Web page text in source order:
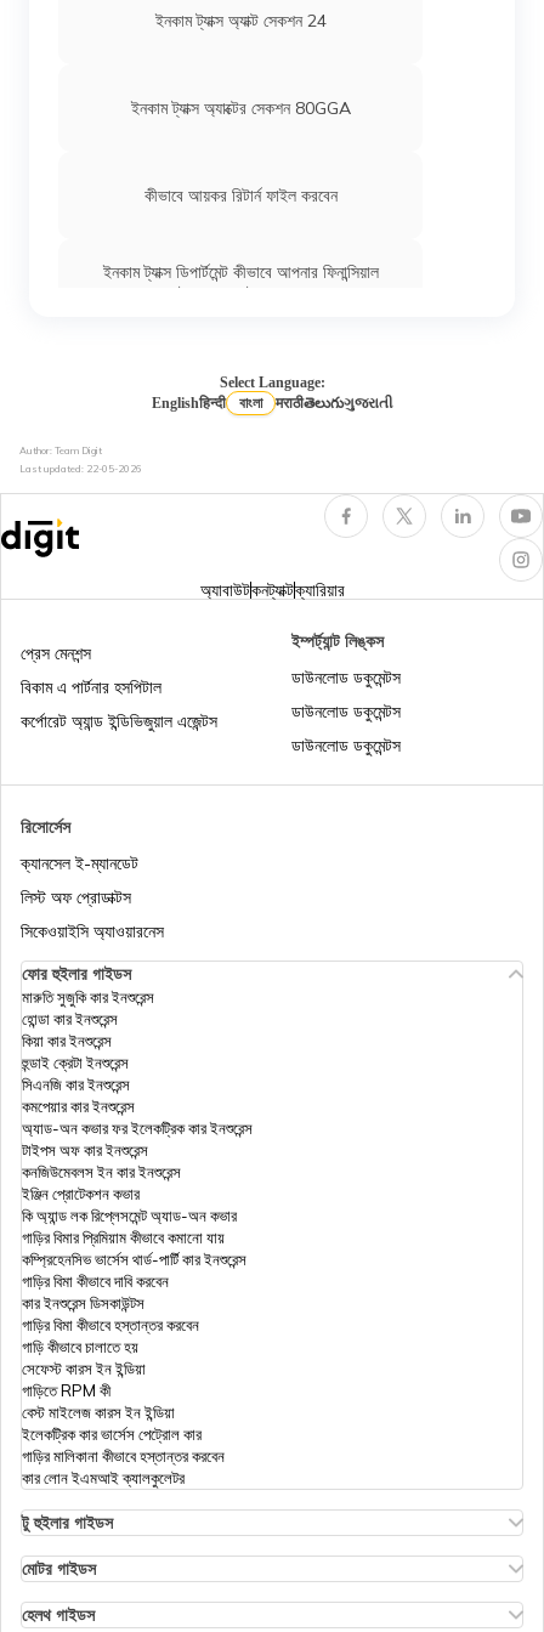
ইনকাম ট্যাক্স অ্যাক্ট সেকশন 24
ইনকাম ট্যাক্স অ্যাক্টের সেকশন 80GGA
কীভাবে আয়কর রিটার্ন ফাইল করবেন
ইনকাম ট্যাক্স ডিপার্টমেন্ট কীভাবে আপনার ফিনান্সিয়াল
ট্রান্সাকশনস ট্র্যাক করে
ইনকাম ট্যাক্স অ্যাক্টের সেকশন 44AD
এনআরআইদের জন্য ইনকাম ট্যাক্স
ইনকাম ট্যাক্স অ্যাক্টের 80DD
অনলাইনে কীভাবে আইটিআর ফাইল করবেন?
ইনকাম ট্যাক্স অ্যাক্টের সেকশন 154
ইনকাম ট্যাক্স অ্যাক্টের সেকশন 194J
টিডিএস (TDS)
ইনকাম ট্যাক্স অ্যাক্টের সেকশন 80TTA
ইনকাম ট্যাক্স অ্যাক্টের সেকশন 80CCG
Select Language:
Englishहिन्दी বাংলা मराठीతెలుగుગુજરાતી
Author: Team Digit
Last updated: 22-05-2026
অ্যাবাউটকনট্যাক্টক্যারিয়ার
রিসোর্সেস
ক্যানসেল ই-ম্যানডেট
লিস্ট অফ প্রোডাক্টস
সিকেওয়াইসি অ্যাওয়ারনেস
প্রেস মেনশন্স
বিকাম এ পার্টনার হসপিটাল
কর্পোরেট অ্যান্ড ইন্ডিভিজুয়াল এজেন্টস
ইম্পর্ট্যান্ট লিঙ্কস
ডাউনলোড ডকুমেন্টস
ডাউনলোড ডকুমেন্টস
ডাউনলোড ডকুমেন্টস
ফোর হুইলার গাইডস
মারুতি সুজুকি কার ইনশুরেন্স
হোন্ডা কার ইনশুরেন্স
কিয়া কার ইনশুরেন্স
হুন্ডাই ক্রেটা ইনশুরেন্স
সিএনজি কার ইনশুরেন্স
কমপেয়ার কার ইনশুরেন্স
অ্যাড-অন কভার ফর ইলেকট্রিক কার ইনশুরেন্স
টাইপস অফ কার ইনশুরেন্স
কনজিউমেবলস ইন কার ইনশুরেন্স
ইঞ্জিন প্রোটেকশন কভার
কি অ্যান্ড লক রিপ্লেসমেন্ট অ্যাড-অন কভার
গাড়ির বিমার প্রিমিয়াম কীভাবে কমানো যায়
কম্প্রিহেনসিভ ভার্সেস থার্ড-পার্টি কার ইনশুরেন্স
গাড়ির বিমা কীভাবে দাবি করবেন
কার ইনশুরেন্স ডিসকাউন্টস
গাড়ির বিমা কীভাবে হস্তান্তর করবেন
গাড়ি কীভাবে চালাতে হয়
সেফেস্ট কারস ইন ইন্ডিয়া
গাড়িতে RPM কী
বেস্ট মাইলেজ কারস ইন ইন্ডিয়া
ইলেকট্রিক কার ভার্সেস পেট্রোল কার
গাড়ির মালিকানা কীভাবে হস্তান্তর করবেন
কার লোন ইএমআই ক্যালকুলেটর
টু হুইলার গাইডস
এথার এনার্জি বাইক ইনসুরেন্স
হিরো স্প্লেন্ডর বাইক ইনসুরেন্স
হিরো এইচএফ ডিলাক্স ইনসুরেন্স
মোটর গাইডস
টাইপস অফ মোটর ইনসুরেন্স
হেলথ গাইডস